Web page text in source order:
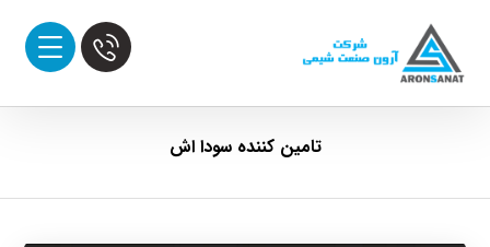
تامین کننده سودا اش